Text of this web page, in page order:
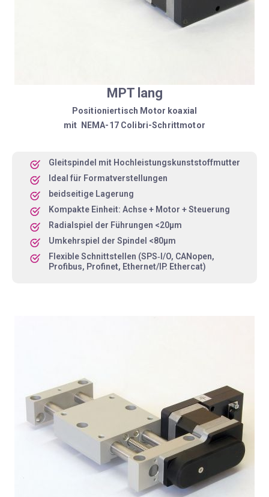
MPT lang
Positioniertisch Motor koaxial
mit NEMA-17 Colibri-Schrittmotor
Gleitspindel mit Hochleistungskunststoffmutter
Ideal für Formatverstellungen
beidseitige Lagerung
Kompakte Einheit: Achse + Motor + Steuerung
Radialspiel der Führungen <20µm
Umkehrspiel der Spindel <80µm
Flexible Schnittstellen (SPS‑I/O, CANopen,
Profibus, Profinet, Ethernet/IP. Ethercat)